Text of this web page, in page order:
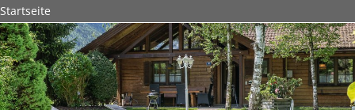
Startseite